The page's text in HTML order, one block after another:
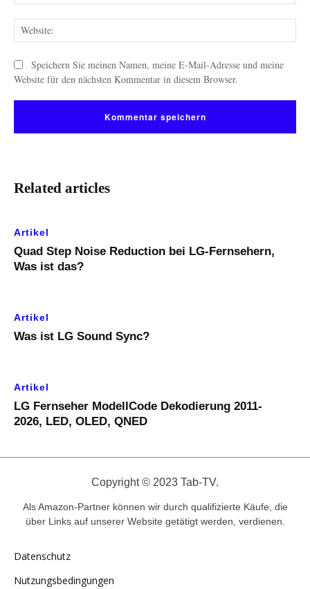
Speichern Sie meinen Namen, meine E-Mail-Adresse und meine
Website für den nächsten Kommentar in diesem Browser.
Related articles
Artikel
Quad Step Noise Reduction bei LG-Fernsehern,
Was ist das?
Artikel
Was ist LG Sound Sync?
Artikel
LG Fernseher ModellCode Dekodierung 2011-
2026, LED, OLED, QNED
Copyright © 2023 Tab-TV.
Als Amazon-Partner können wir durch qualifizierte Käufe, die
über Links auf unserer Website getätigt werden, verdienen.
Datenschutz
Nutzungsbedingungen